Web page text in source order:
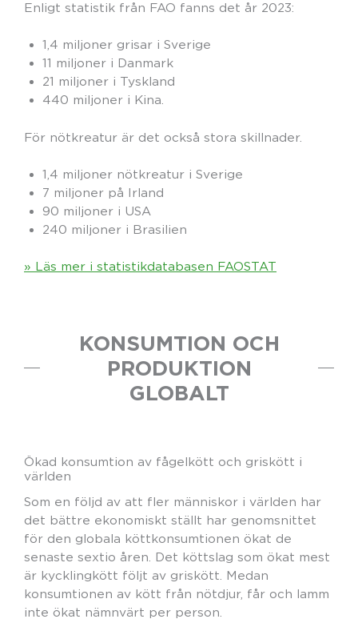
Enligt statistik från FAO fanns det år 2023:
1,4 miljoner grisar i Sverige
11 miljoner i Danmark
21 miljoner i Tyskland
440 miljoner i Kina.
För nötkreatur är det också stora skillnader.
1,4 miljoner nötkreatur i Sverige
7 miljoner på Irland
90 miljoner i USA
240 miljoner i Brasilien
» Läs mer i statistikdatabasen FAOSTAT
KONSUMTION OCH
PRODUKTION
GLOBALT
Ökad konsumtion av fågelkött och griskött i
världen
Som en följd av att fler människor i världen har
det bättre ekonomiskt ställt har genomsnittet
för den globala köttkonsumtionen ökat de
senaste sextio åren. Det köttslag som ökat mest
är kycklingkött följt av griskött. Medan
konsumtionen av kött från nötdjur, får och lamm
inte ökat nämnvärt per person.